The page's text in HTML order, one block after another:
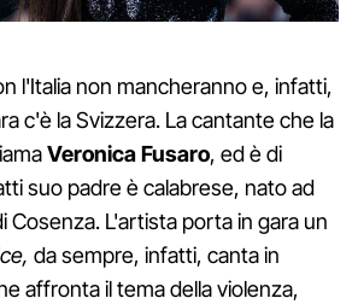
l'Italia non mancheranno e, infatti,
c'è la Svizzera. La cantante che la
Veronica Fusaro, ed è di
suo padre è calabrese, nato ad
Cosenza. L'artista porta in gara un
da sempre, infatti, canta in
affronta il tema della violenza,